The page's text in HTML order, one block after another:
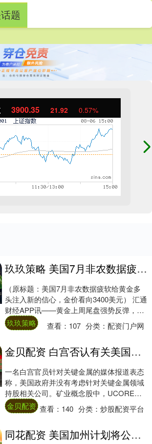
3900.35 21.92 0.57%
题
玖玖策略 美国7月非农数据疲软给黄金多头注入新的信心，金价看向3400美元
（原标题：美国7月非农数据疲软给黄金多
头注入新的信心，金价看向3400美元） 汇通
财经APP讯——黄金上周尾盘强势反弹，摆
脱周初跌势，向关键阻力位每盎司3400....
玖玖策略 查看： 107 分类：配资门户网
金贝配资 白宫否认有关美国政府考虑持股关键金属公司的媒体报道
一名白宫官员针对关键金属的媒体报道表态
称，美国政府并没有考虑针对关键金属领域
持股相关公司。矿业概念股中，UCORE
RARE METALS维持超过13%的涨幅，....
金贝配资 查看： 140 分类：炒股配资平台
同花配资 美国加州计划将公用事业野火资金规模扩大180亿美元